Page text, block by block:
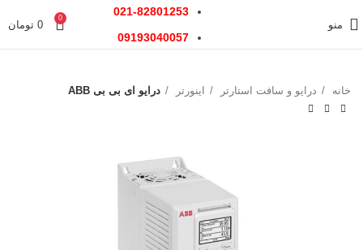
منو
021-82801253
09193040057
0
0 تومان
خانه درایو و سافت استارتر اینورتر درایو ای بی بی ABB